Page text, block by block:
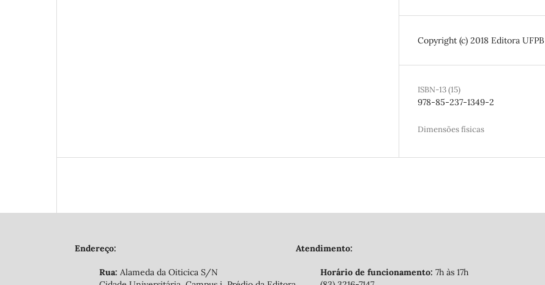
Copyright (c) 2018 Editora UFPB
ISBN-13 (15)
978-85-237-1349-2
Dimensões físicas
Endereço:
Rua: Alameda da Oiticica S/N
Atendimento:
Horário de funcionamento: 7h às 17h